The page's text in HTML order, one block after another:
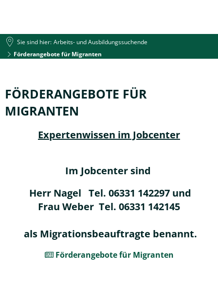
Sie sind hier: Arbeits- und Ausbildungssuchende
Förderangebote für Migranten
für
Migranten
FÖRDERANGEBOTE FÜR
MIGRANTEN
Expertenwissen im Jobcenter
Im Jobcenter sind
Herr Nagel Tel. 06331 142297 und
Frau Weber Tel. 06331 142145
als Migrationsbeauftragte benannt.
Förderangebote für Migranten